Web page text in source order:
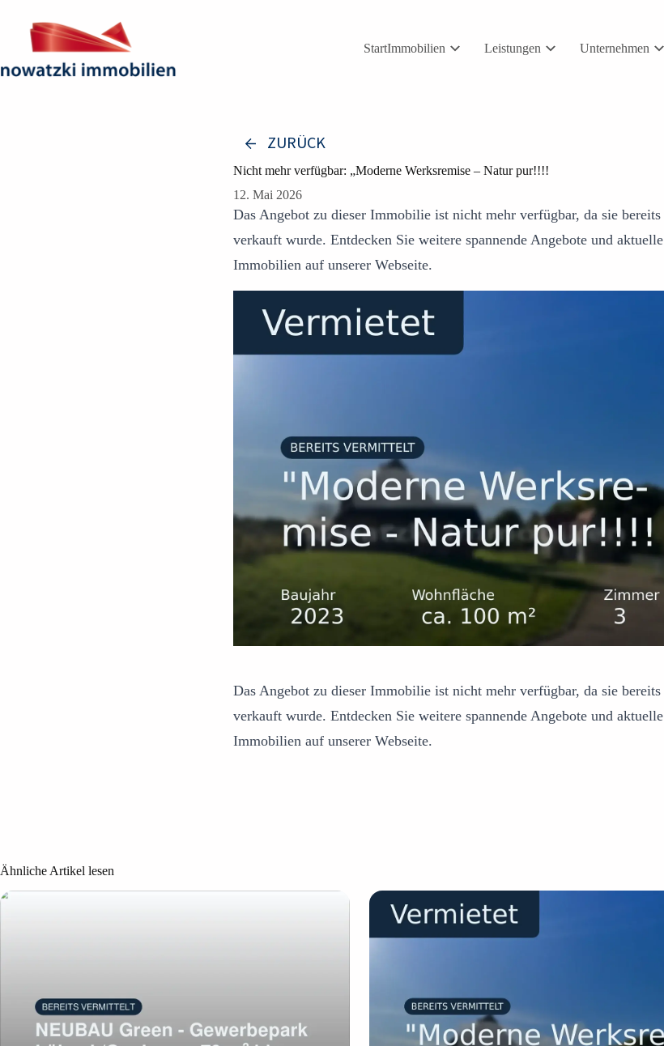
springen
StartImmobilien Leistungen Unternehmen
ZURÜCK
Nicht mehr verfügbar: „Moderne Werksremise – Natur pur!!!!
12. Mai 2026
Das Angebot zu dieser Immobilie ist nicht mehr verfügbar, da sie bereits
verkauft wurde. Entdecken Sie weitere spannende Angebote und aktuelle
Immobilien auf unserer Webseite.
Das Angebot zu dieser Immobilie ist nicht mehr verfügbar, da sie bereits
verkauft wurde. Entdecken Sie weitere spannende Angebote und aktuelle
Immobilien auf unserer Webseite.
Ähnliche Artikel lesen